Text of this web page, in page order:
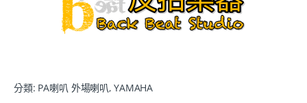
分類: PA喇叭 外場喇叭, YAMAHA